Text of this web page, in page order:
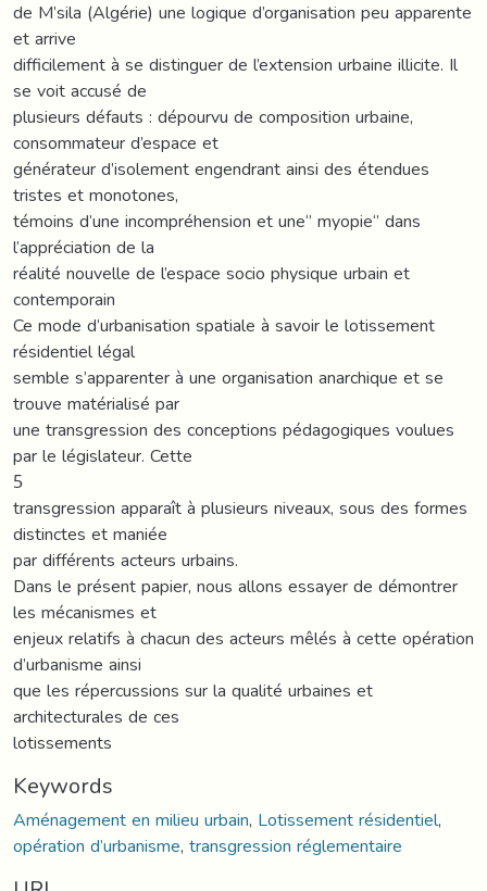
de M’sila (Algérie) une logique d’organisation peu apparente
et arrive
difficilement à se distinguer de l’extension urbaine illicite. Il
se voit accusé de
plusieurs défauts : dépourvu de composition urbaine,
consommateur d’espace et
générateur d’isolement engendrant ainsi des étendues
tristes et monotones,
témoins d’une incompréhension et une‘’ myopie‘’ dans
l’appréciation de la
réalité nouvelle de l’espace socio physique urbain et
contemporain
Ce mode d’urbanisation spatiale à savoir le lotissement
résidentiel légal
semble s’apparenter à une organisation anarchique et se
trouve matérialisé par
une transgression des conceptions pédagogiques voulues
par le législateur. Cette
5
transgression apparaît à plusieurs niveaux, sous des formes
distinctes et maniée
par différents acteurs urbains.
Dans le présent papier, nous allons essayer de démontrer
les mécanismes et
enjeux relatifs à chacun des acteurs mêlés à cette opération
d’urbanisme ainsi
que les répercussions sur la qualité urbaines et
architecturales de ces
lotissements
Keywords
Aménagement en milieu urbain, Lotissement résidentiel,
opération d’urbanisme,transgression réglementaire